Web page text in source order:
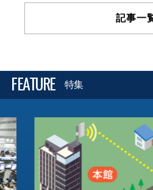
記事一
FEATURE 特集